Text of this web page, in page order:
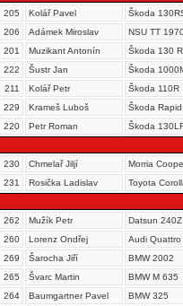
205 Kolář Pavel
Škoda
206 Adámek Miroslav
NSU TT
201 Muzikant Antonín
Škoda 130
222 Šustr Jan
Škoda
211 Kolář Petr
Škoda 110R
229 Krameš Luboš
Škoda Rapid
220 Petr Roman Škoda
230 Chmelař Jiljí
Morria
231 Rosička Ladislav Toyota
262 Mužík Petr
Datsun 240Z
260 Lorenz Ondřej
Audi Quattro
269 Šarocha Jiří
BMW 2002
265 Švarc Martin
BMW M 635
264 Baumgartner Pavel
BMW 325